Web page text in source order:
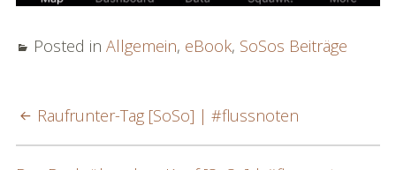
Posted in Allgemein, eBook, SoSos Beiträge
POST
NAVIGATION
Raufrunter-Tag [SoSo] | #flussnoten